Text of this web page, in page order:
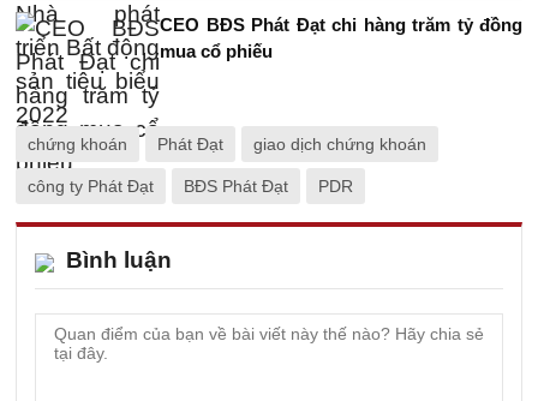
CEO BĐS Phát Đạt chi hàng trăm tỷ đồng
mua cổ phiếu
chứng khoán Phát Đạt giao dịch chứng khoán
công ty Phát Đạt BĐS Phát Đạt PDR
Bình luận